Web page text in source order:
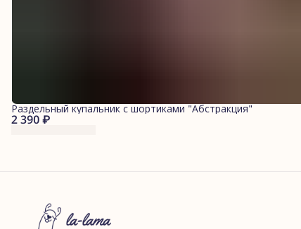
2 390 ₽
Раздельный купальник с шортиками "Абстракция"